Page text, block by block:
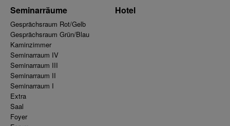
Seminarräume
Gesprächsraum Rot/Gelb
Gesprächsraum Grün/Blau
Kaminzimmer
Seminarraum IV
Seminarraum III
Seminarraum II
Seminarraum I
Extra
Saal
Foyer
Hotel